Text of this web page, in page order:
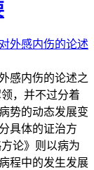
感内伤的论述之
，并不过分着
势的动态发展变
具体的证治方
论》则以病为
程中的发生发展